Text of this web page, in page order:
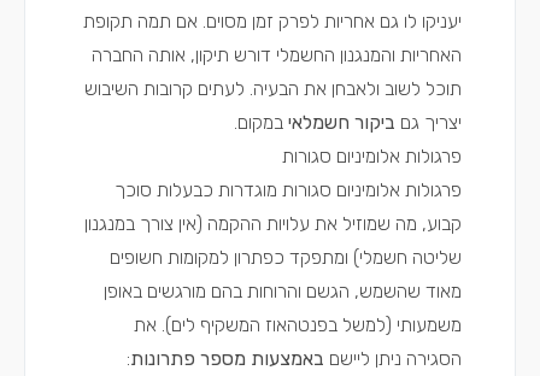
יעניקו לו גם אחריות לפרק זמן מסוים. אם תמה תקופת
האחריות והמנגנון החשמלי דורש תיקון, אותה החברה
תוכל לשוב ולאבחן את הבעיה. לעתים קרובות השיבוש
יצריך גם ביקור חשמלאי במקום.
פרגולות אלומיניום סגורות
פרגולות אלומיניום סגורות מוגדרות כבעלות סוכך
קבוע, מה שמוזיל את עלויות ההקמה (אין צורך במנגנון
שליטה חשמלי) ומתפקד כפתרון למקומות חשופים
מאוד שהשמש, הגשם והרוחות בהם מורגשים באופן
משמעותי (למשל בפנטהאוז המשקיף לים). את
הסגירה ניתן ליישם באמצעות מספר פתרונות: